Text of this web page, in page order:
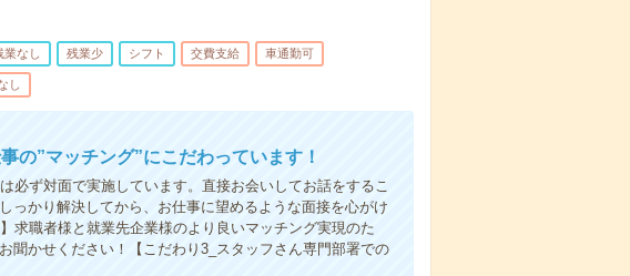
業なし 残業少 シフト 交費支給 車通勤可
し
の”マッチング”にこだわっています！
必ず対面で実施しています。直接お会いしてお話をするこ
っかり解決してから、お仕事に望めるような面接を心がけ
求職者様と就業先企業様のより良いマッチング実現のた
聞かせください！【こだわり3_スタッフさん専門部署での